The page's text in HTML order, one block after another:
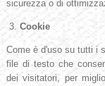
sicurezza o di
3. Cookie
Come è d'uso su tutti i
file di testo che
dei visitatori, per